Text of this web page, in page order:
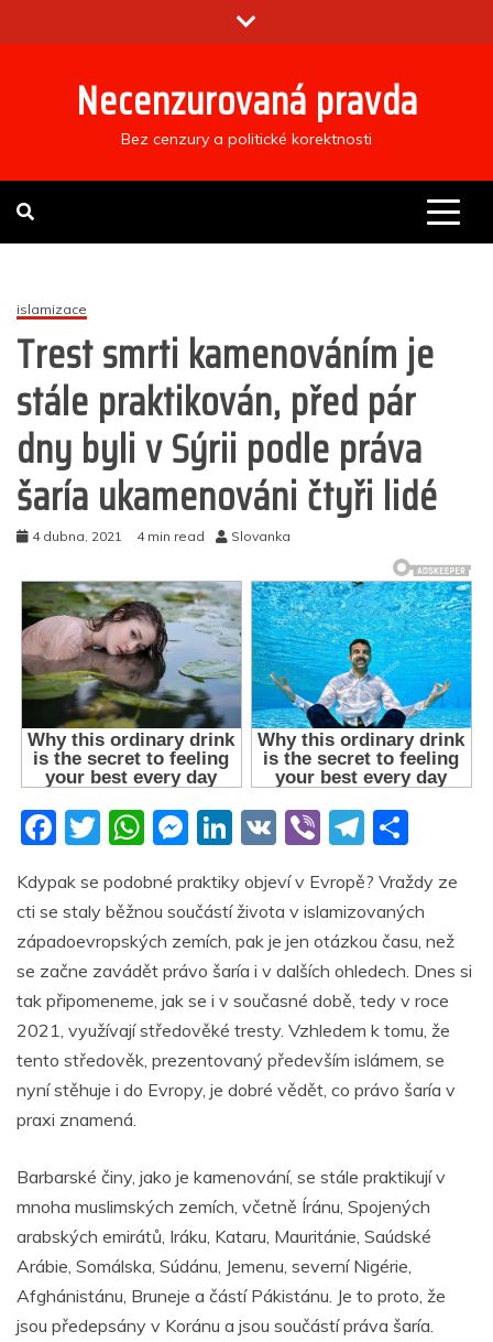
to
Necenzurovaná pravda
Bez cenzury a politické korektnosti
islamizace
Trest smrti kamenováním je
stále praktikován, před pár
dny byli v Sýrii podle práva
šaría ukamenováni čtyři lidé
4 dubna, 2021 4 min read Slovanka
F
c
e
b
o
o
k
T
itt
er
W
at
s
A
p
p
M
ss
e
n
g
er
Li
k
e
dI
n
V
Vi
er
T
e
gr
a
m
h
ar
e
Kdypak se podobné praktiky objeví v Evropě? Vraždy ze
cti se staly běžnou součástí života v islamizovaných
západoevropských zemích, pak je jen otázkou času, než
se začne zavádět právo šaría i v dalších ohledech. Dnes si
tak připomeneme, jak se i v současné době, tedy v roce
2021, využívají středověké tresty. Vzhledem k tomu, že
tento středověk, prezentovaný především islámem, se
nyní stěhuje i do Evropy, je dobré vědět, co právo šaría v
praxi znamená.
Barbarské činy, jako je kamenování, se stále praktikují v
mnoha muslimských zemích, včetně Íránu, Spojených
arabských emirátů, Iráku, Kataru, Mauritánie, Saúdské
Arábie, Somálska, Súdánu, Jemenu, severní Nigérie,
Afghánistánu, Bruneje a částí Pákistánu. Je to proto, že
jsou předepsány v Koránu a jsou součástí práva šaría.